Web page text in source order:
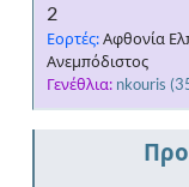
2
Εορτές:Αφθονία
Ανεμπόδιστος
Γενέθλια: nkouris